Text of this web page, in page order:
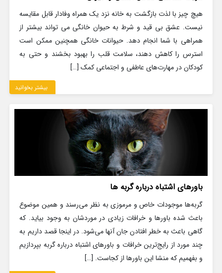
هیچ چیز با لذت بازگشت به خانه نزد یک همراه وفادار قابل مقایسه
نیست. عشق بی قید و شرط به حیوان خانگی می تواند بیشتر از
همراهی با شما انجام دهد. حیوانات خانگی همچنین ممکن است
استرس را کاهش دهند، سلامت قلب را بهبود بخشند و حتی به
کودکان در مهارت‌های عاطفی و اجتماعی کمک […]
بیشتر بخوانید
باورهای اشتباه درباره گربه ها
گربه‌ها موجودات خاص و مرموزی به نظر می‌رسند و همین موضوع
باعث شده باورها و خرافات زیادی در موردشان به وجود بیاید. که
گاهی باعث به خطر افتادن جان آنها می‌شود. در اینجا قصد داریم به
چند مورد از رایج‌ترین خرافات و باورهای اشتباه درباره گربه بپردازیم
و بفهمیم که منشا این باورها از کجاست. […]